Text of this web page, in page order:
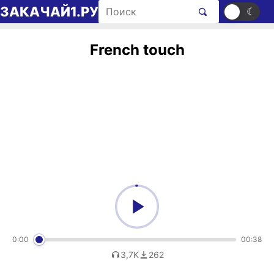
Перейти к содержимому
ЗАКАЧАЙ1.РУ Поиск рингтонов ☀ ☾
French touch
0:00 00:38
3,7K 262